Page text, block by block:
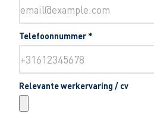
Telefoonnummer *
Relevante werkervaring / cv